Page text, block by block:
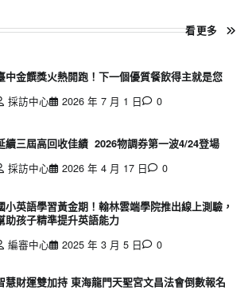
看更多
中金饌獎火熱開跑！下一個優質餐飲得主就是您
採訪中心
2026 年 7 月 1 日 0
續三屆高回收佳績 2026物調券第一波4/24登場
採訪中心
2026 年 4 月 17 日 0
小英語學習黃金期！翰林雲端學院推出線上測驗，
助孩子精準提升英語能力
編審中心
2025 年 3 月 5 日 0
慧財運雙加持 東海龍門天聖宮文昌法會倒數報名